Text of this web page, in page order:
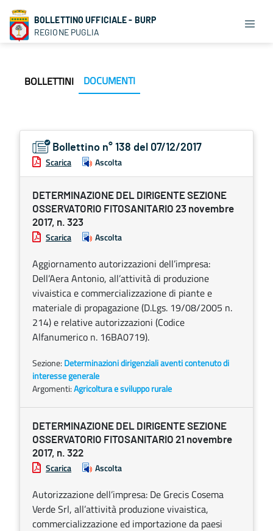
BOLLETTINO UFFICIALE - BURP
REGIONE PUGLIA
BOLLETTINI DOCUMENTI
Bollettino n° 138 del 07/12/2017
Scarica Ascolta
DETERMINAZIONE DEL DIRIGENTE SEZIONE
OSSERVATORIO FITOSANITARIO 23 novembre
2017, n. 323
Scarica Ascolta
Aggiornamento autorizzazioni dell’impresa:
Dell’Aera Antonio, all’attività di produzione
vivaistica e commercializzazione di piante e
materiale di propagazione (D.Lgs. 19/08/2005 n.
214) e relative autorizzazioni (Codice
Alfanumerico n. 16BA0719).
Sezione: Determinazioni dirigenziali aventi contenuto di
interesse generale
Argomenti:Agricoltura e sviluppo rurale
DETERMINAZIONE DEL DIRIGENTE SEZIONE
OSSERVATORIO FITOSANITARIO 21 novembre
2017, n. 322
Scarica Ascolta
Autorizzazione dell’impresa: De Grecis Cosema
Verde Srl, all’attività produzione vivaistica,
commercializzazione ed importazione da paesi